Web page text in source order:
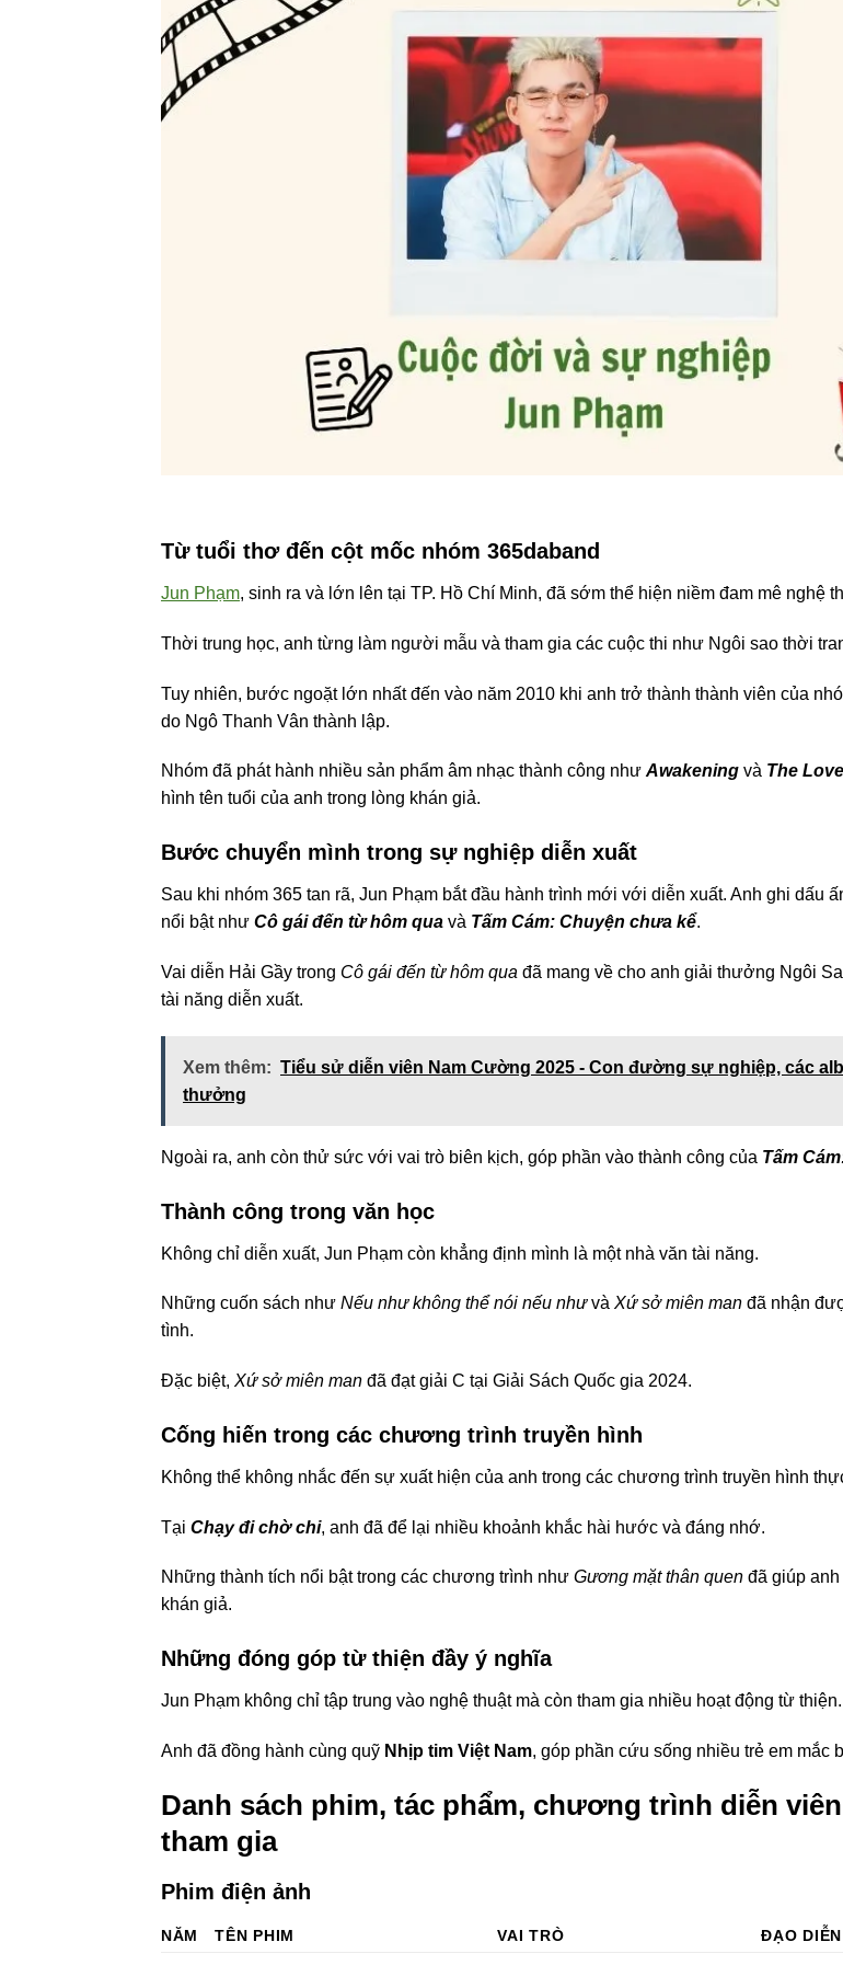
Từ tuổi thơ đến cột mốc nhóm 365daband
Jun Phạm, sinh ra và lớn lên tại TP. Hồ Chí Minh, đã sớm thể hiện niềm đam mê nghệ
Thời trung học, anh từng làm người mẫu và tham gia các cuộc thi như Ngôi sao thời
Tuy nhiên, bước ngoặt lớn nhất đến vào năm 2010 khi anh trở thành thành viên của
do Ngô Thanh Vân thành lập.
Nhóm đã phát hành nhiều sản phẩm âm nhạc thành công như Awakening và The
hình tên tuổi của anh trong lòng khán giả.
Bước chuyển mình trong sự nghiệp diễn xuất
Sau khi nhóm 365 tan rã, Jun Phạm bắt đầu hành trình mới với diễn xuất. Anh ghi dấu
nổi bật như Cô gái đến từ hôm qua và Tấm Cám: Chuyện chưa kể.
Vai diễn Hải Gầy trong Cô gái đến từ hôm qua đã mang về cho anh giải thưởng Ngôi
tài năng diễn xuất.
Xem thêm: Tiểu sử diễn viên Nam Cường 2025 - Con đường sự nghiệp, các
thưởng
Ngoài ra, anh còn thử sức với vai trò biên kịch, góp phần vào thành công của Tấm
Thành công trong văn học
Không chỉ diễn xuất, Jun Phạm còn khẳng định mình là một nhà văn tài năng.
Những cuốn sách như Nếu như không thể nói nếu nhưvà Xứ sở miên man đã nhận
tình.
Đặc biệt, Xứ sở miên man đã đạt giải C tại Giải Sách Quốc gia 2024.
Cống hiến trong các chương trình truyền hình
Không thể không nhắc đến sự xuất hiện của anh trong các chương trình truyền hình
Tại Chạy đi chờ chi, anh đã để lại nhiều khoảnh khắc hài hước và đáng nhớ.
Những thành tích nổi bật trong các chương trình như Gương mặt thân quen đã giúp
khán giả.
Những đóng góp từ thiện đầy ý nghĩa
Jun Phạm không chỉ tập trung vào nghệ thuật mà còn tham gia nhiều hoạt động từ thiện.
Anh đã đồng hành cùng quỹ Nhịp tim Việt Nam, góp phần cứu sống nhiều trẻ em mắc
Danh sách phim, tác phẩm, chương trình diễn
tham gia
Phim điện ảnh
NĂM TÊN PHIM VAI TRÒ
ĐẠO DIỄN